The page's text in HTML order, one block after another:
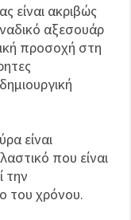
είναι ακριβώς
αξεσουάρ
προσοχή στη
είναι
που είναι
την
του χρόνου.